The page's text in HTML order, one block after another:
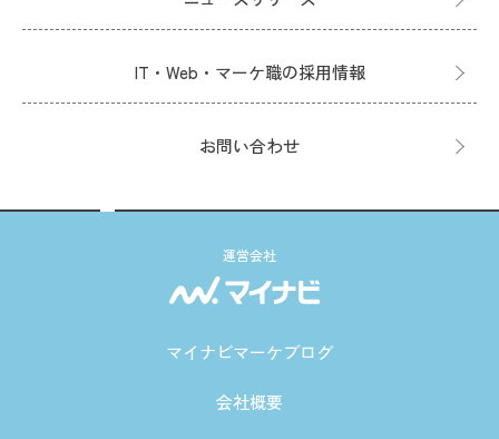
IT・Web・マーケ職の採用情報
お問い合わせ
運営会社
マイナビマーケブログ
会社概要